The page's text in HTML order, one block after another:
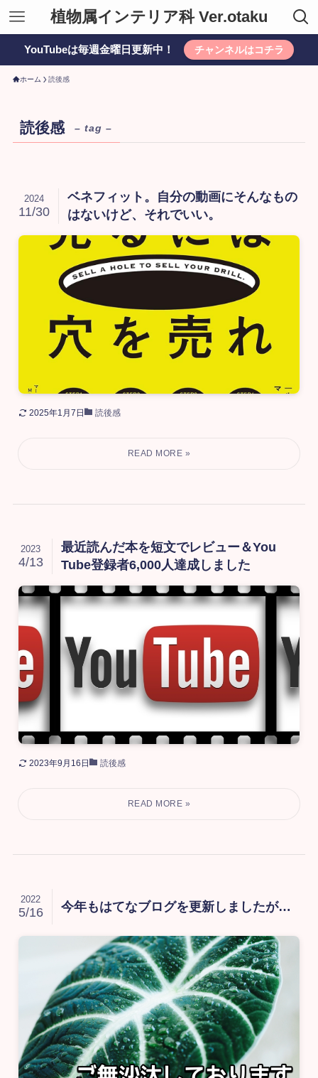
植物属インテリア科 Ver.otaku
YouTubeは毎週金曜日更新中！ チャンネルはコチラ
ホーム 読後感
読後感 – tag –
ベネフィット。自分の動画にそんなもの
はないけど、それでいい。
2024
11/30
2025年1月7日 読後感
最近読んだ本を短文でレビュー＆You
Tube登録者6,000人達成しました
2023
4/13
2023年9月16日 読後感
今年もはてなブログを更新しましたが…
2022
5/16